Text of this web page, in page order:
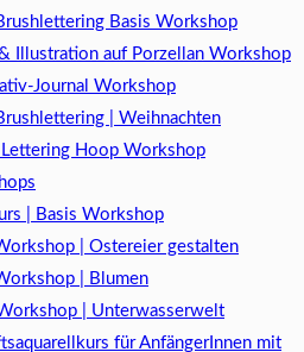
Basis Workshop
Illustration auf Porzellan Workshop
Journal Workshop
| Weihnachten
Hoop Workshop
| Basis Workshop
| Ostereier gestalten
| Blumen
| Unterwasserwelt
für AnfängerInnen mit